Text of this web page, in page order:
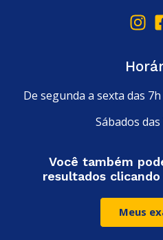
De segunda a sexta das
Sábados
Você também
resultados
Meus